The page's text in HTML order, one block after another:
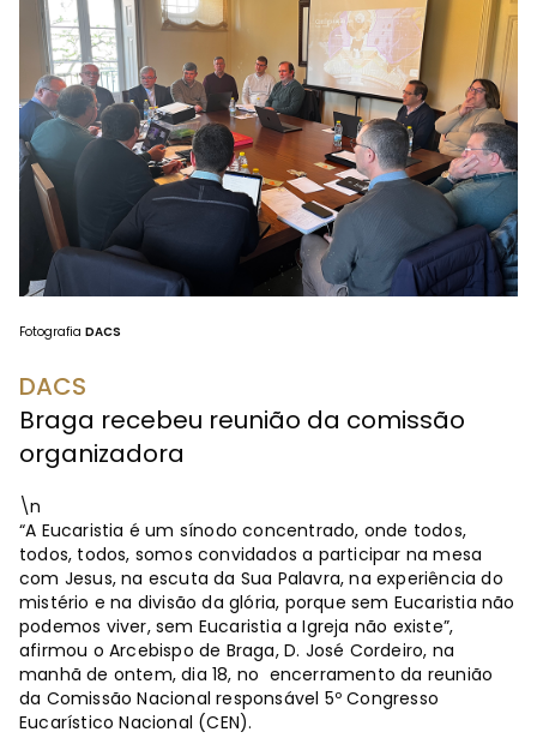
Fotografia DACS
DACS
Braga recebeu reunião da comissão
organizadora
\n
“A Eucaristia é um sínodo concentrado, onde todos,
todos, todos, somos convidados a participar na mesa
com Jesus, na escuta da Sua Palavra, na experiência do
mistério e na divisão da glória, porque sem Eucaristia não
podemos viver, sem Eucaristia a Igreja não existe”,
afirmou o Arcebispo de Braga, D. José Cordeiro, na
manhã de ontem, dia 18, no encerramento da reunião
da Comissão Nacional responsável 5º Congresso
Eucarístico Nacional (CEN).